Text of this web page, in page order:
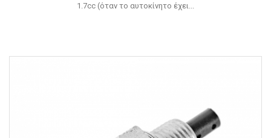
1.7cc (όταν το αυτοκίνητο έχει...